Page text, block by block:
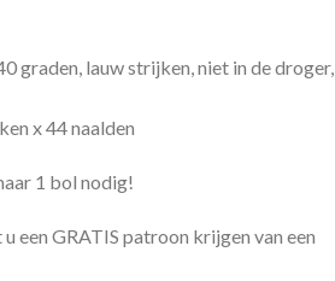
graden, lauw strijken, niet in de droger,
x 44 naalden
1 bol nodig!
een GRATIS patroon krijgen van een